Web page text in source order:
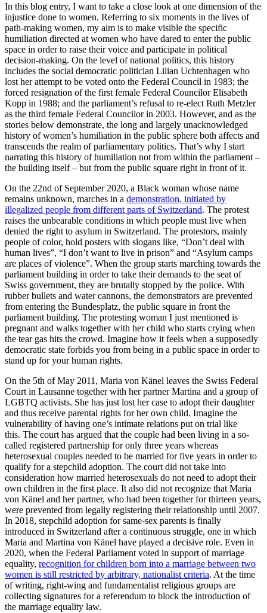
In this blog entry, I want to take a close look at one dimension of the
injustice done to women. Referring to six moments in the lives of
path-making women, my aim is to make visible the specific
humiliation directed at women who have dared to enter the public
space in order to raise their voice and participate in political
decision-making. On the level of national politics, this history
includes the social democratic politician Lilian Uchtenhagen who
lost her attempt to be voted onto the Federal Council in 1983; the
forced resignation of the first female Federal Councilor Elisabeth
Kopp in 1988; and the parliament’s refusal to re-elect Ruth Metzler
as the third female Federal Councilor in 2003. However, and as the
stories below demonstrate, the long and largely unacknowledged
history of women’s humiliation in the public sphere both affects and
transcends the realm of parliamentary politics. That’s why I start
narrating this history of humiliation not from within the parliament –
the building itself – but from the public square right in front of it.
On the 22nd of September 2020, a Black woman whose name
remains unknown, marches in a demonstration, initiated by
illegalized people from different parts of Switzerland. The protest
raises the unbearable conditions in which people must live when
denied the right to asylum in Switzerland. The protestors, mainly
people of color, hold posters with slogans like, “Don’t deal with
human lives”, “I don’t want to live in prison” and “Asylum camps
are places of violence”. When the group starts marching towards the
parliament building in order to take their demands to the seat of
Swiss government, they are brutally stopped by the police. With
rubber bullets and water cannons, the demonstrators are prevented
from entering the Bundesplatz, the public square in front the
parliament building. The protesting woman I just mentioned is
pregnant and walks together with her child who starts crying when
the tear gas hits the crowd. Imagine how it feels when a supposedly
democratic state forbids you from being in a public space in order to
stand up for your human rights.
On the 5th of May 2011, Maria von Känel leaves the Swiss Federal
Court in Lausanne together with her partner Martina and a group of
LGBTQ activists. She has just lost her case to adopt their daughter
and thus receive parental rights for her own child. Imagine the
vulnerability of having one’s intimate relations put on trial like
this. The court has argued that the couple had been living in a so-
called registered partnership for only three years whereas
heterosexual couples needed to be married for five years in order to
qualify for a stepchild adoption. The court did not take into
consideration how married heterosexuals do not need to adopt their
own children in the first place. It also did not recognize that Maria
von Känel and her partner, who had been together for thirteen years,
were prevented from legally registering their relationship until 2007.
In 2018, stepchild adoption for same-sex parents is finally
introduced in Switzerland after a continuous struggle, one in which
Maria and Martina von Känel have played a decisive role. Even in
2020, when the Federal Parliament voted in support of marriage
equality, recognition for children born into a marriage between two
women is still restricted by arbitrary, nationalist criteria. At the time
of writing, right-wing and fundamentalist religious groups are
collecting signatures for a referendum to block the introduction of
the marriage equality law.